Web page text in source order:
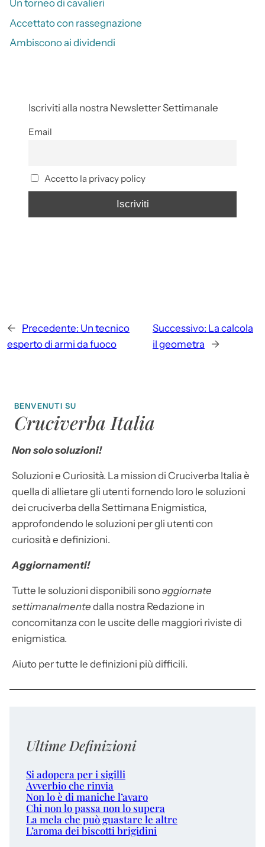
Un torneo di cavalieri
Accettato con rassegnazione
Ambiscono ai dividendi
Iscriviti alla nostra Newsletter Settimanale
Email
Accetto la privacy policy
← Precedente: Un tecnico
esperto di armi da fuoco
Successivo: La calcola
il geometra
→
BENVENUTI SU
Cruciverba Italia
Non solo soluzioni!
Soluzioni e Curiosità. La mission di Cruciverba Italia è
quella di allietare gli utenti fornendo loro le soluzioni
dei cruciverba della Settimana Enigmistica,
approfondendo le soluzioni per gli utenti con
curiosità e definizioni.
Aggiornamenti!
Tutte le soluzioni disponibili sonoaggiornate
settimanalmente dalla nostra Redazione in
concomitanza con le uscite delle maggiori riviste di
enigmistica.
Aiuto per tutte le definizioni più difficili.
Ultime Definizioni
Si adopera per i sigilli
Avverbio che rinvia
Non lo è di maniche l’avaro
Chi non lo passa non lo supera
La mela che può guastare le altre
L’aroma dei biscotti brigidini